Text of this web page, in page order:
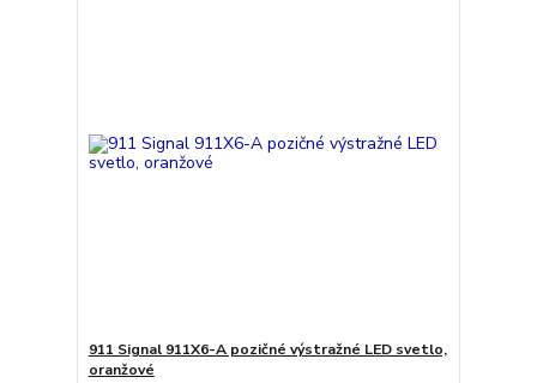
911 Signal 911X6-A pozičné výstražné LED svetlo,
oranžové